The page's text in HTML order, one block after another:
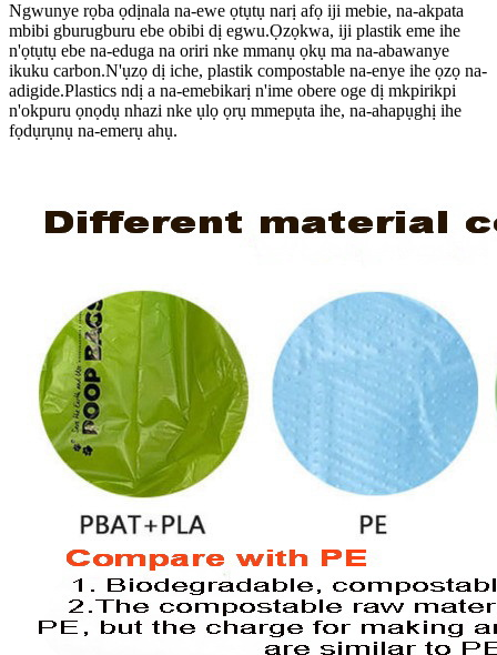
Ngwunye rọba ọdịnala na-ewe ọtụtụ narị afọ iji mebie, na-akpata
mbibi gburugburu ebe obibi dị egwu.Ọzọkwa, iji plastik eme ihe
n'ọtụtụ ebe na-eduga na oriri nke mmanụ ọkụ ma na-abawanye
ikuku carbon.N'ụzọ dị iche, plastik compostable na-enye ihe ọzọ na-
adigide.Plastics ndị a na-emebikarị n'ime obere oge dị mkpirikpi
n'okpuru ọnọdụ nhazi nke ụlọ ọrụ mmepụta ihe, na-ahapụghị ihe
fọdụrụnụ na-emerụ ahụ.